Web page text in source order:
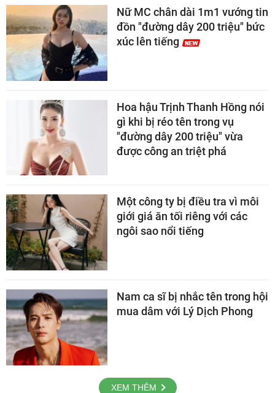
Nữ MC chân dài 1m1 vướng tin
đồn "đường dây 200 triệu" bức
xúc lên tiếng
Hoa hậu Trịnh Thanh Hồng nói
gì khi bị réo tên trong vụ
"đường dây 200 triệu" vừa
được công an triệt phá
Một công ty bị điều tra vì môi
giới giá ăn tối riêng với các
ngôi sao nổi tiếng
Nam ca sĩ bị nhắc tên trong hội
mua dâm với Lý Dịch Phong
XEM THÊM